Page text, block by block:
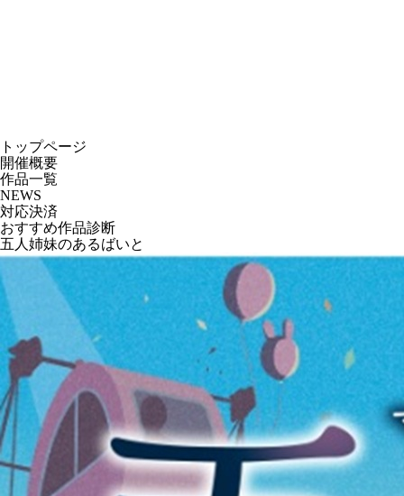
トップページ
開催概要
作品一覧
NEWS
対応決済
おすすめ作品診断
五人姉妹のあるばいと